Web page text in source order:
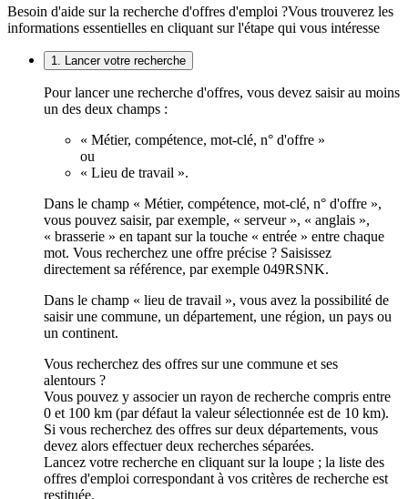
Besoin d'aide sur la recherche d'offres d'emploi ?Vous trouverez les
informations essentielles en cliquant sur l'étape qui vous intéresse
1. Lancer votre recherche
Pour lancer une recherche d'offres, vous devez saisir au moins
un des deux champs :
« Métier, compétence, mot-clé, n° d'offre »
ou
« Lieu de travail ».
Dans le champ « Métier, compétence, mot-clé, n° d'offre »,
vous pouvez saisir, par exemple, « serveur », « anglais »,
« brasserie » en tapant sur la touche « entrée » entre chaque
mot. Vous recherchez une offre précise ? Saisissez
directement sa référence, par exemple 049RSNK.
Dans le champ « lieu de travail », vous avez la possibilité de
saisir une commune, un département, une région, un pays ou
un continent.
Vous recherchez des offres sur une commune et ses
alentours ?
Vous pouvez y associer un rayon de recherche compris entre
0 et 100 km (par défaut la valeur sélectionnée est de 10 km).
Si vous recherchez des offres sur deux départements, vous
devez alors effectuer deux recherches séparées.
Lancez votre recherche en cliquant sur la loupe ; la liste des
offres d'emploi correspondant à vos critères de recherche est
restituée.